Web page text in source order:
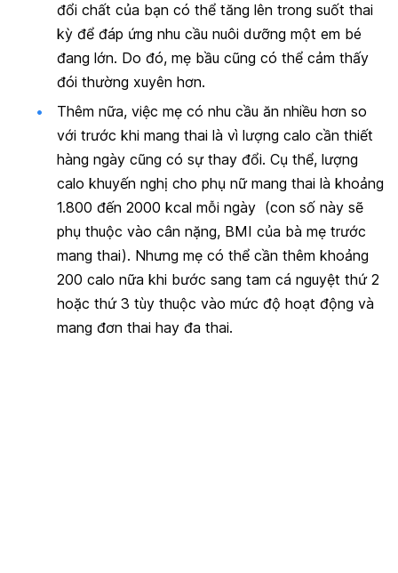
đổi chất của bạn có thể tăng lên trong suốt thai
kỳ để đáp ứng nhu cầu nuôi dưỡng một em bé
đang lớn. Do đó, mẹ bầu cũng có thể cảm thấy
đói thường xuyên hơn.
Thêm nữa, việc mẹ có nhu cầu ăn nhiều hơn so
với trước khi mang thai là vì lượng calo cần thiết
hàng ngày cũng có sự thay đổi. Cụ thể, lượng
calo khuyến nghị cho phụ nữ mang thai là khoảng
1.800 đến 2000 kcal mỗi ngày (con số này sẽ
phụ thuộc vào cân nặng, BMI của bà mẹ trước
mang thai). Nhưng mẹ có thể cần thêm khoảng
200 calo nữa khi bước sang tam cá nguyệt thứ 2
hoặc thứ 3 tùy thuộc vào mức độ hoạt động và
mang đơn thai hay đa thai.